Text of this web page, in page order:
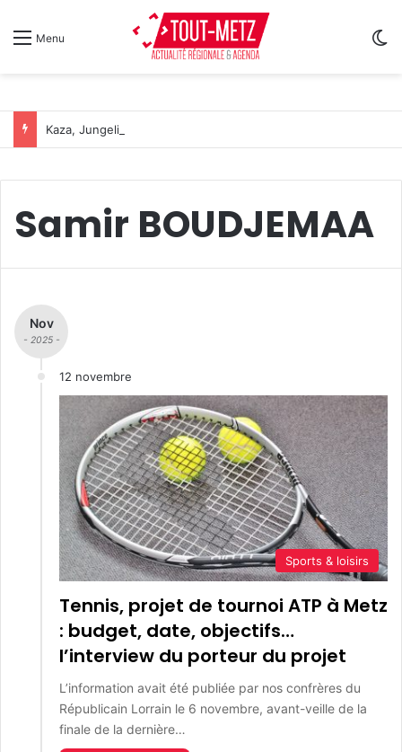
Menu
Samir BOUDJEMAA
Nov
- 2025 -
12 novembre
Sports & loisirs
Tennis, projet de tournoi ATP à Metz
: budget, date, objectifs…
l’interview du porteur du projet
L’information avait été publiée par nos confrères du
Républicain Lorrain le 6 novembre, avant-veille de la
finale de la dernière…